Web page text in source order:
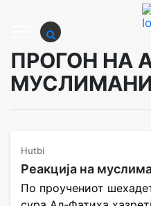
ПРОГОН НА
Hutbi
Реакција на
По проучениот